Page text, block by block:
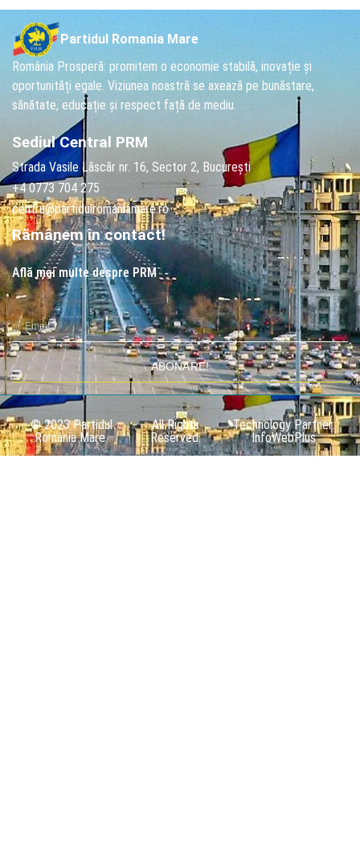
Partidul Romania Mare
România Prosperă: promitem o economie stabilă, inovație și
oportunități egale. Viziunea noastră se axează pe bunăstare,
sănătate, educație și respect față de mediu.
Sediul Central PRM
Strada Vasile Lăscăr nr. 16, Sector 2, București
+4 0773 704 275
centru@partidulromaniamare.ro
Rămânem în contact!
Află mai multe despre PRM
ABONARE!
© 2023 Partidul
România Mare.
All Rights
Reserved.
Technology Partner:
InfoWebPlus